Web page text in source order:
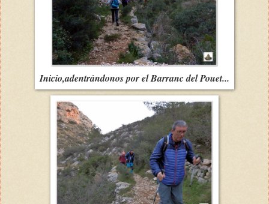
Inicio,adentrándonos por el Barranc del Pouet...